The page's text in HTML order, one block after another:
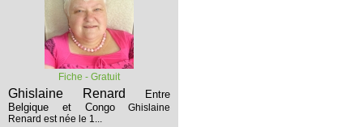
Fiche - Gratuit
Ghislaine Renard
Entre
Belgique et Congo
Ghislaine
Renard est née le 1...